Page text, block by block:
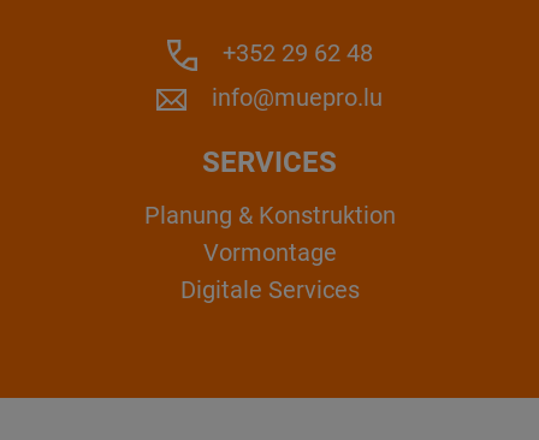
+352 29 62 48
info@muepro.lu
SERVICES
Planung & Konstruktion
Vormontage
Digitale Services